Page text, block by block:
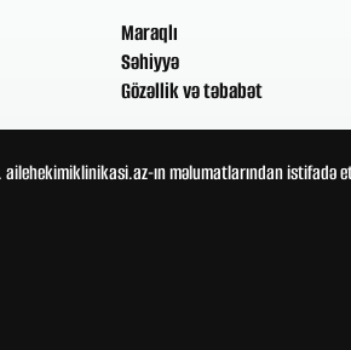
Maraqlı
Səhiyyə
Gözəllik və təbabət
ın məlumatlarından